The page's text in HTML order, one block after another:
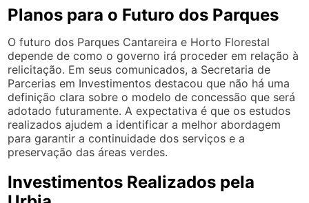
Planos para o Futuro dos Parques
O futuro dos Parques Cantareira e Horto Florestal
depende de como o governo irá proceder em relação à
relicitação. Em seus comunicados, a Secretaria de
Parcerias em Investimentos destacou que não há uma
definição clara sobre o modelo de concessão que será
adotado futuramente. A expectativa é que os estudos
realizados ajudem a identificar a melhor abordagem
para garantir a continuidade dos serviços e a
preservação das áreas verdes.
Investimentos Realizados pela